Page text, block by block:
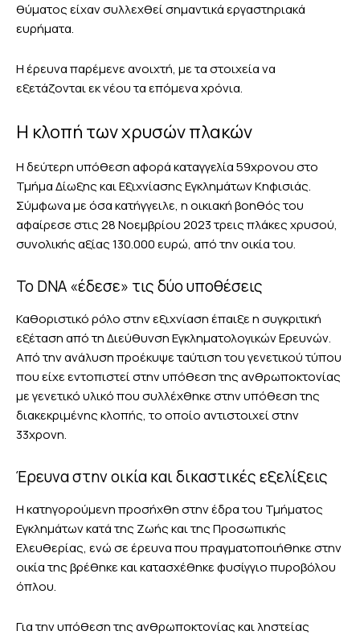
θύματος είχαν συλλεχθεί σημαντικά εργαστηριακά
ευρήματα.
Η έρευνα παρέμενε ανοιχτή, με τα στοιχεία να
εξετάζονται εκ νέου τα επόμενα χρόνια.
Η κλοπή των χρυσών πλακών
Η δεύτερη υπόθεση αφορά καταγγελία 59χρονου στο
Τμήμα Δίωξης και Εξιχνίασης Εγκλημάτων Κηφισιάς.
Σύμφωνα με όσα κατήγγειλε, η οικιακή βοηθός του
αφαίρεσε στις 28 Νοεμβρίου 2023 τρεις πλάκες χρυσού,
συνολικής αξίας 130.000 ευρώ, από την οικία του.
Το DNA «έδεσε» τις δύο υποθέσεις
Καθοριστικό ρόλο στην εξιχνίαση έπαιξε η συγκριτική
εξέταση από τη Διεύθυνση Εγκληματολογικών Ερευνών.
Από την ανάλυση προέκυψε ταύτιση του γενετικού τύπου
που είχε εντοπιστεί στην υπόθεση της ανθρωποκτονίας
με γενετικό υλικό που συλλέχθηκε στην υπόθεση της
διακεκριμένης κλοπής, το οποίο αντιστοιχεί στην
33χρονη.
Έρευνα στην οικία και δικαστικές εξελίξεις
Η κατηγορούμενη προσήχθη στην έδρα του Τμήματος
Εγκλημάτων κατά της Ζωής και της Προσωπικής
Ελευθερίας, ενώ σε έρευνα που πραγματοποιήθηκε στην
οικία της βρέθηκε και κατασχέθηκε φυσίγγιο πυροβόλου
όπλου.
Για την υπόθεση της ανθρωποκτονίας και ληστείας